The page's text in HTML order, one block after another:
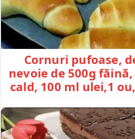
Cornuri pufoase,
nevoie de 500g
cald, 100 ml ulei,1